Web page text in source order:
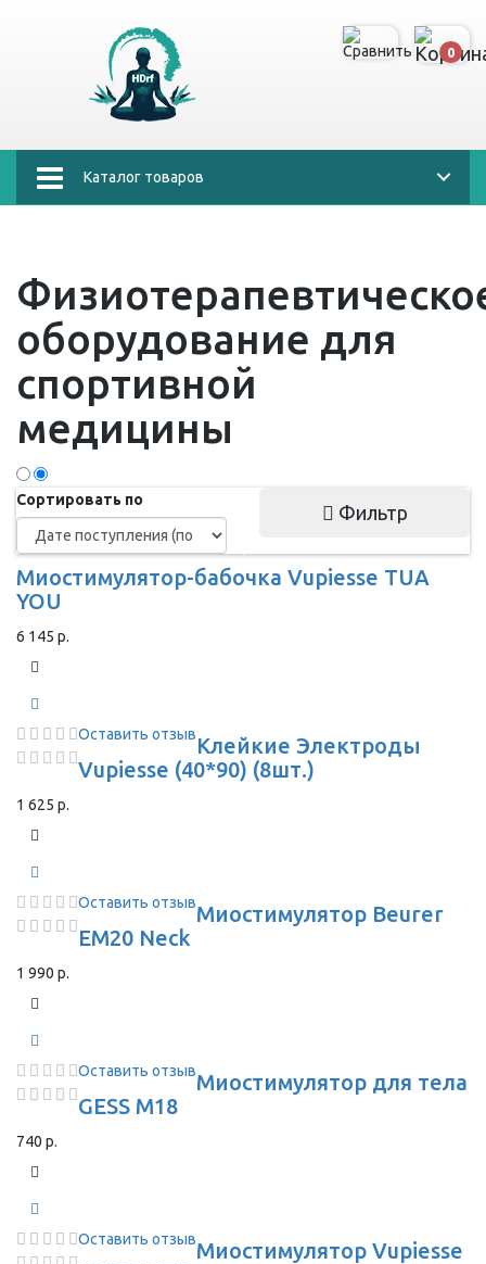
0
Каталог товаров
оборудование для
спортивной
медицины
Сортировать по
Фильтр
Миостимулятор-бабочка Vupiesse TUA
YOU
6 145 р.
Оставить отзывКлейкие Электроды
Vupiesse (40*90) (8шт.)
1 625 р.
Оставить отзывМиостимулятор Beurer
EM20 Neck
1 990 р.
Оставить отзывМиостимулятор для тела
GESS M18
740 р.
Оставить отзывМиостимулятор Vupiesse